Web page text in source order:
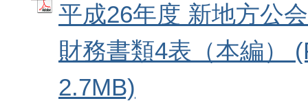
平成26年度 新地方公
財務書類4表（本編）
2.7MB)